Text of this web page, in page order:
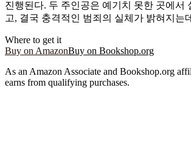
진행된다. 두 주인공은 예기치 못한 곳에서
고, 결국 충격적인 범죄의 실체가 밝혀지는
Where to get it
Buy on AmazonBuy on Bookshop.org
As an Amazon Associate and Bookshop.org
earns from qualifying purchases.